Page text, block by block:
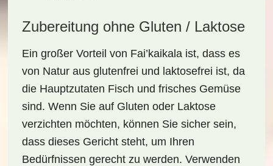
Zubereitung ohne Gluten / Laktose
Ein großer Vorteil von Fai’kaikalaist, dass es
von Natur aus glutenfrei und laktosefrei ist, da
die Hauptzutaten Fisch und frisches Gemüse
sind. Wenn Sie auf Gluten oder Laktose
verzichten möchten, können Sie sicher sein,
dass dieses Gericht steht, um Ihren
Bedürfnissen gerecht zu werden. Verwenden